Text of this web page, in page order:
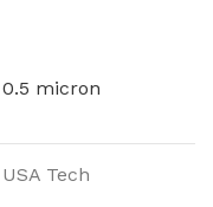
0.5 micron
USA Tech